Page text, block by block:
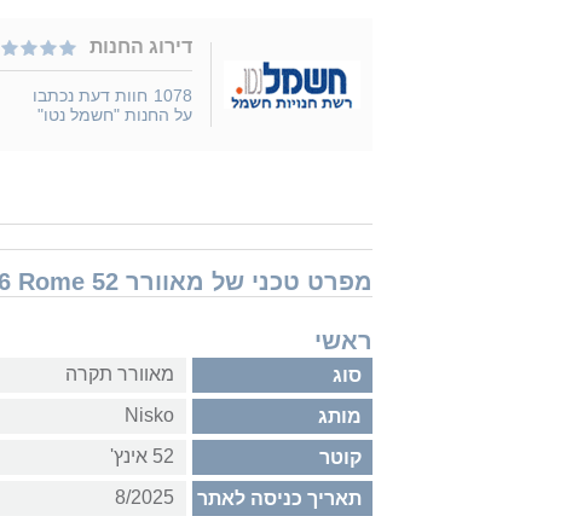
דירוג החנות
1078 חוות דעת נכתבו
על החנות "חשמל נטו"
מפרט טכני של מאוורר Nisko 74000606 Rome 52" מאוורר תקרה
ראשי
סוג מאוורר תקרה
מותג Nisko
קוטר 52 אינץ'
תאריך כניסה לאתר 8/2025